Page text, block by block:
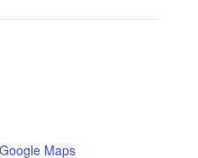
Maps